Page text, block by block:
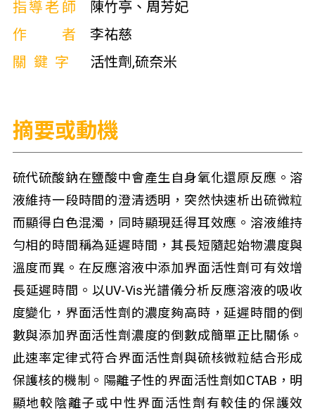
指導老師
陳竹亭、周芳妃
作者
李祐慈
關鍵字
活性劑,硫奈米
摘要或動機
硫代硫酸鈉在鹽酸中會產生自身氧化還原反應。溶
液維持一段時間的澄清透明，突然快速析出硫微粒
而顯得白色混濁，同時顯現廷得耳效應。溶液維持
勻相的時間稱為延遲時間，其長短隨起始物濃度與
溫度而異。在反應溶液中添加界面活性劑可有效增
長延遲時間。以UV-Vis光譜儀分析反應溶液的吸收
度變化，界面活性劑的濃度夠高時，延遲時間的倒
數與添加界面活性劑濃度的倒數成簡單正比關係。
此速率定律式符合界面活性劑與硫核微粒結合形成
保護核的機制。陽離子性的界面活性劑如CTAB，明
顯地較陰離子或中性界面活性劑有較佳的保護效